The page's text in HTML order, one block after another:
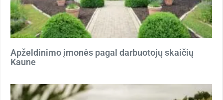
Apželdinimo įmonės pagal darbuotojų skaičių
Kaune